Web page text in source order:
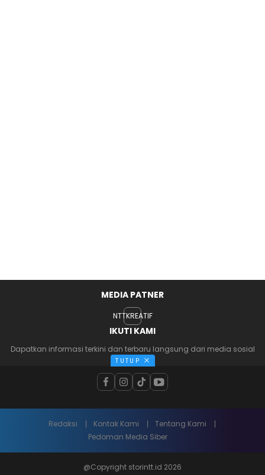
MEDIA PATNER
NTTKREATIF
IKUTI KAMI
Dapatkan informasi terkini dan terbaru langsung dari media sosial
kami
Redaksi Kontak Kami
Tentang Kami
Pedoman Media Siber
@Copyright storintt.id 2026
TUTUP